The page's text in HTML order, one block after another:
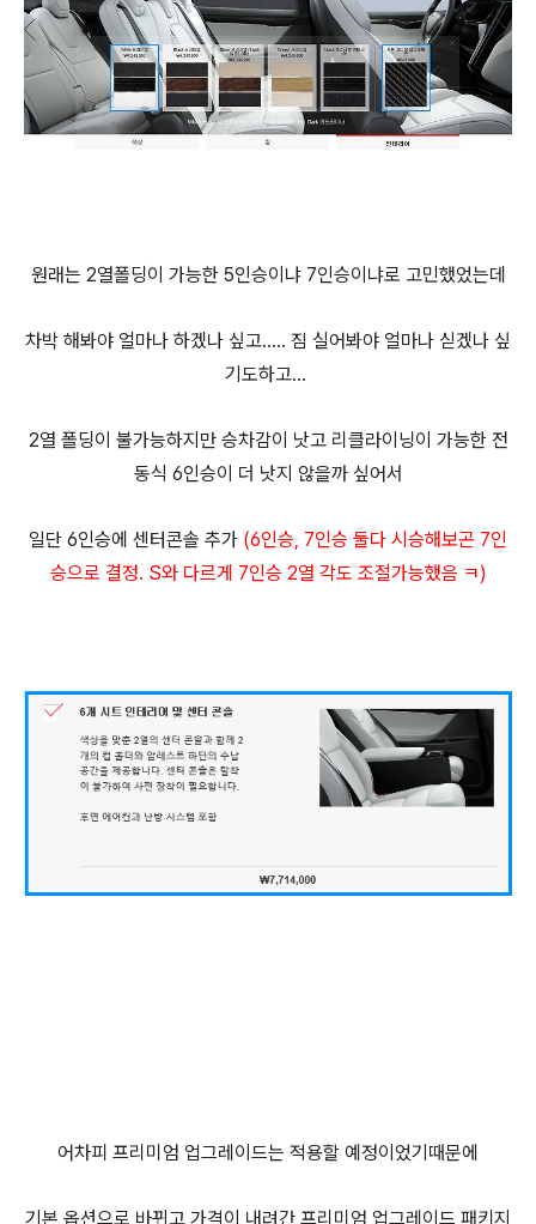
원래는 2열폴딩이 가능한 5인승이냐 7인승이냐로 고민했었는데
차박 해봐야 얼마나 하겠나 싶고..... 짐 실어봐야 얼마나 싣겠나 싶
기도하고...
2열 폴딩이 불가능하지만 승차감이 낫고 리클라이닝이 가능한 전
동식 6인승이 더 낫지 않을까 싶어서
일단 6인승에 센터콘솔 추가 (6인승, 7인승 둘다 시승해보곤 7인
승으로 결정. S와 다르게 7인승 2열 각도 조절가능했음 ㅋ)
어차피 프리미엄 업그레이드는 적용할 예정이었기때문에
기본 옵션으로 바뀌고 가격이 내려간 프리미엄 업그레이드 패키지